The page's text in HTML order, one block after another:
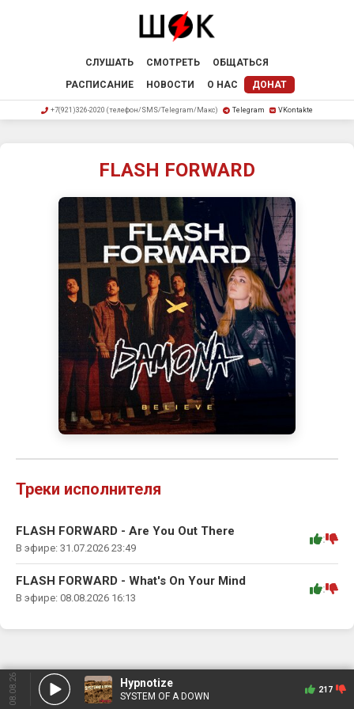
СЛУШАТЬ СМОТРЕТЬ
ОБЩАТЬСЯ
РАСПИСАНИЕ
НОВОСТИ О НАС ДОНАТ
+7(921)326-2020 (телефон/SMS/Telegram/Макс) Telegram VKontakte
FLASH FORWARD
Треки исполнителя
FLASH FORWARD - Are You Out There
В эфире: 31.07.2026 23:49
:
FLASH FORWARD - What's On Your Mind
В эфире: 08.08.2026 16:13
:
08.08.26 Hypnotize
SYSTEM OF A DOWN
217